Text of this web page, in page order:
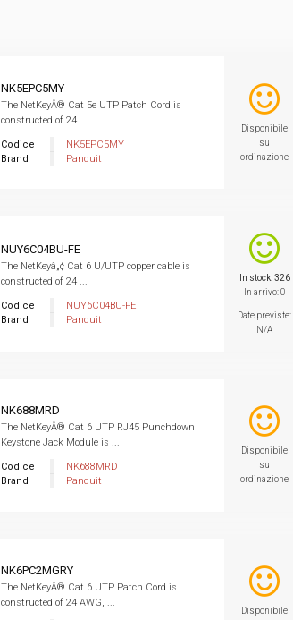
NK5EPC5MY
The NetKeyÂ® Cat 5e UTP Patch Cord is
constructed of 24 ...
Codice
NK5EPC5MY
Brand
Panduit
Disponibile
su
ordinazione
NUY6C04BU-FE
The NetKeyâ„¢ Cat 6 U/UTP copper cable is
constructed of 24 ...
Codice
NUY6C04BU-FE
Brand
Panduit
In stock: 326
In arrivo: 0
Date previste:
N/A
NK688MRD
The NetKeyÂ® Cat 6 UTP RJ45 Punchdown
Keystone Jack Module is ...
Codice
NK688MRD
Brand
Panduit
Disponibile
su
ordinazione
NK6PC2MGRY
The NetKeyÂ® Cat 6 UTP Patch Cord is
constructed of 24 AWG, ...
Disponibile